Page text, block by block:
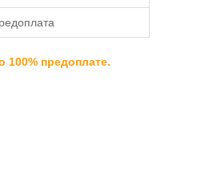
100% предоплате.